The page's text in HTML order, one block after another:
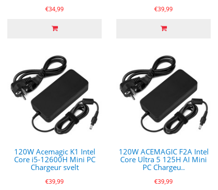
€34,99 €39,99
120W Acemagic K1 Intel
Core i5-12600H Mini PC
Chargeur svelt
€39,99
120W ACEMAGIC F2A Intel
Core Ultra 5 125H AI Mini
PC Chargeu..
€39,99